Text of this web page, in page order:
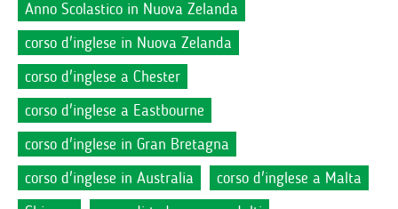
Anno Scolastico in Nuova Zelanda
corso d'inglese in Nuova Zelanda
corso d'inglese a Chester
corso d'inglese a Eastbourne
corso d'inglese in Gran Bretagna
corso d'inglese in Australia
corso d'inglese a Malta